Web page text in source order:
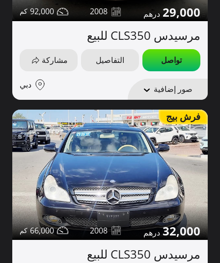
29,000
2008
92,000
مرسيدس CLS350 للبيع
تواصل التفاصيل مشاركة
صور إضافية دبي
فرش بيج
32,000
2008
66,000
مرسيدس CLS350 للبيع